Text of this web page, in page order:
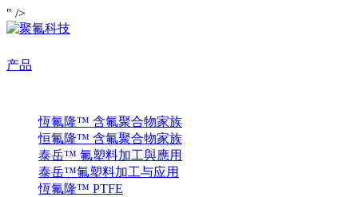
" />
产品
恆氟隆™ 含氟聚合物家族
恒氟隆™ 含氟聚合物家族
泰岳™ 氟塑料加工與應用
泰岳™氟塑料加工与应用
恆氟隆™ PTFE